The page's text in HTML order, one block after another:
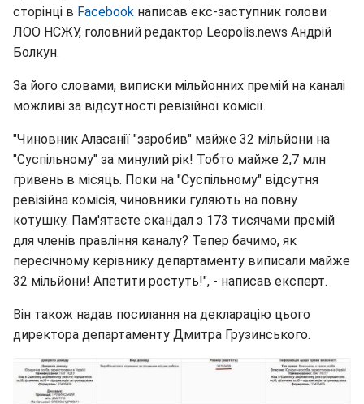
сторінці в Facebook написав екс-заступник голови
ЛОО НСЖУ, головний редактор Leopolis.news Андрій
Болкун.
За його словами, виписки мільйонних премій на каналі
можливі за відсутності ревізійної комісії.
"Чиновник Аласанії "заробив" майже 32 мільйони на
"Суспільному" за минулий рік! Тобто майже 2,7 млн
гривень в місяць. Поки на "Суспільному" відсутня
ревізійна комісія, чиновники гуляють на повну
котушку. Пам'ятаєте скандал з 173 тисячами премій
для членів правління каналу? Тепер бачимо, як
пересічному керівнику департаменту виписали майже
32 мільйони! Апетити ростуть!", - написав експерт.
Він також надав посилання на декларацію цього
директора департаменту Дмитра Грузинського.